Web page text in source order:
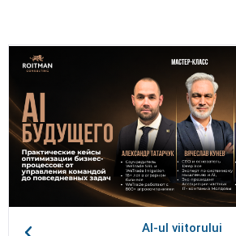
AI-ul viitorului